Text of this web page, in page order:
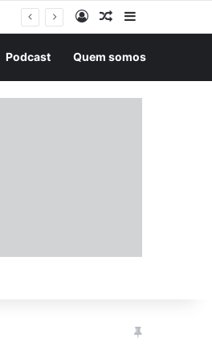
EntrarArtigo aleatório
Podcast Quem somos